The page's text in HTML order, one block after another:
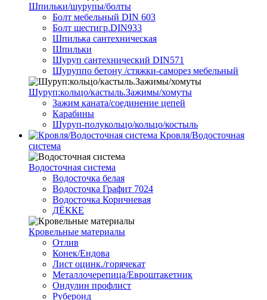
Шпильки/шурупы/болты
Болт мебельный DIN 603
Болт шестигр.DIN933
Шпилька сантехническая
Шпильки
Шуруп сантехнический DIN571
Шуруппо бетону /стяжки-саморез мебельный
Шуруп:кольцо/кастыль.Зажимы/хомуты
Зажим каната/соединение цепей
Карабины
Шуруп-полукольцо/кольцо/костыль
Кровля/Водосточная
система
Водосточная система
Водосточка белая
Водосточка Графит 7024
Водосточка Коричневая
ДЁККЕ
Кровельные материалы
Отлив
Конек/Ендова
Лист оцинк./горячекат
Металлочерепица/Евроштакетник
Ондулин профлист
Рубероид